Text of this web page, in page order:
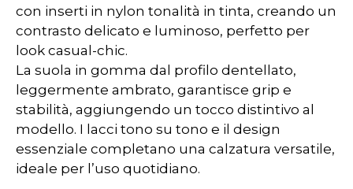
con inserti in nylon tonalità in tinta, creando un
contrasto delicato e luminoso, perfetto per
look casual-chic.
La suola in gomma dal profilo dentellato,
leggermente ambrato, garantisce grip e
stabilità, aggiungendo un tocco distintivo al
modello. I lacci tono su tono e il design
essenziale completano una calzatura versatile,
ideale per l’uso quotidiano.